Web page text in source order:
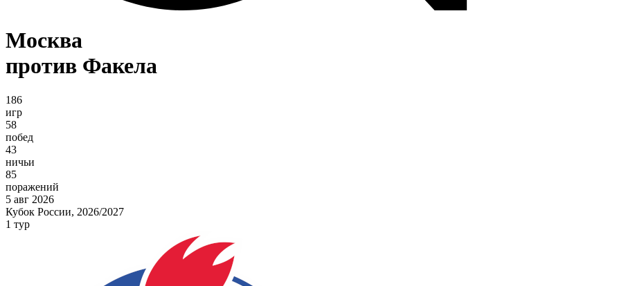
Москва
против Факела
186
игр
58
побед
43
ничьи
85
поражений
5 авг 2026
Кубок России, 2026/2027
1 тур